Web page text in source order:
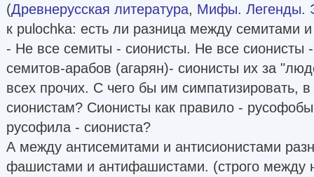
(Древнерусская литература, Мифы. Легенды.
к pulochka: есть ли разница между семитами
- Не все семиты - сионисты. Не все сионисты
семитов-арабов (агарян)- сионисты их за
всех прочих. С чего бы им симпатизировать,
сионистам? Сионисты как правило -
русофила - сиониста?
А между антисемитами и антисионистами
фашистами и антифашистами. (строго между